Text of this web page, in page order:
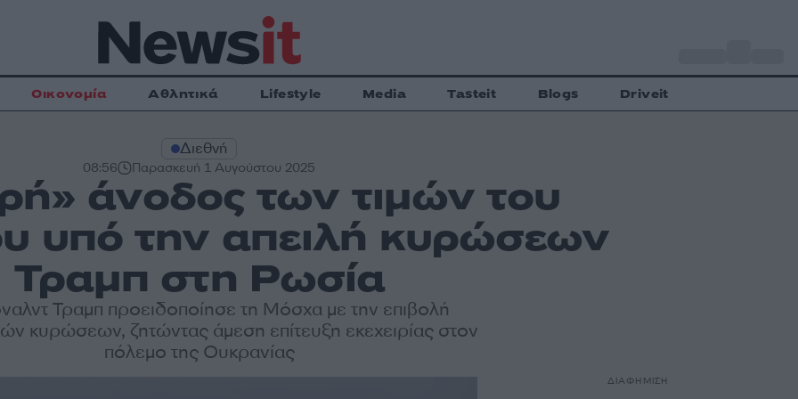
Οικονομία Αθλητικά Lifestyle Media Tasteit Blogs Driveit
Διεθνή
08:56 Παρασκευή 1 Αυγούστου 2025
άνοδος των τιμών του
υπό την απειλή κυρώσεων
Τραμπ στη Ρωσία
Τραμπ προειδοποίησε τη Μόσχα με την επιβολή
κυρώσεων, ζητώντας άμεση επίτευξη εκεχειρίας στον
πόλεμο της Ουκρανίας
ΔΙΑΦΗΜΙΣΗ